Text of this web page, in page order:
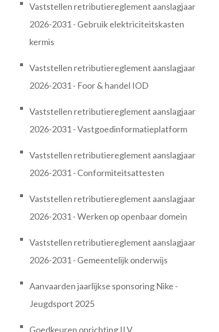
Vaststellen retributiereglement aanslagjaar
2026-2031 - Gebruik elektriciteitskasten
kermis
Vaststellen retributiereglement aanslagjaar
2026-2031 - Foor & handel IOD
Vaststellen retributiereglement aanslagjaar
2026-2031 - Vastgoedinformatieplatform
Vaststellen retributiereglement aanslagjaar
2026-2031 - Conformiteitsattesten
Vaststellen retributiereglement aanslagjaar
2026-2031 - Werken op openbaar domein
Vaststellen retributiereglement aanslagjaar
2026-2031 - Gemeentelijk onderwijs
Aanvaarden jaarlijkse sponsoring Nike -
Jeugdsport 2025
Goedkeuren oprichting ILV